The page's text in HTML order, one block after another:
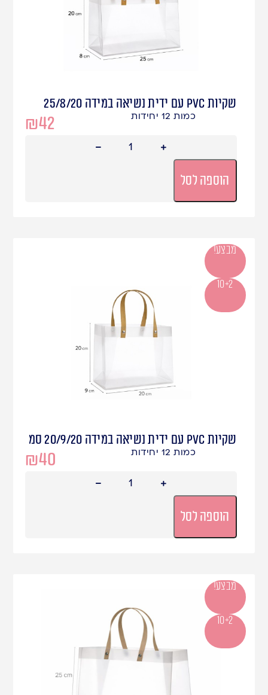
שקיות PVC עם ידית נשיאה במידה 25/8/20
₪42 כמות 12 יחידות
הוספה לסל
שקיות PVC עם ידית נשיאה במידה 20/9/20 סמ
₪40 כמות 12 יחידות
הוספה לסל
מבצע!
10+2
מבצע!
10+2